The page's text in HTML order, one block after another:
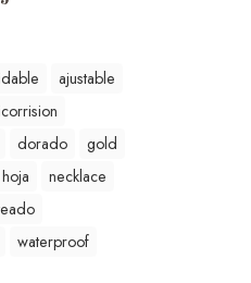
ajustable
dorado
gold
hoja
necklace
waterproof